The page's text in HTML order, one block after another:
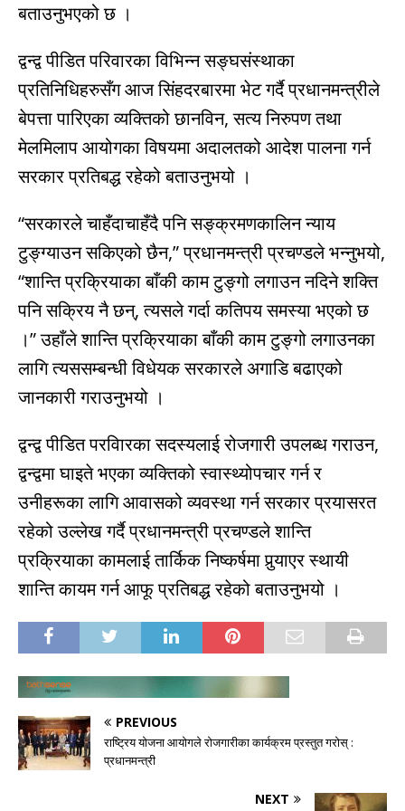
बताउनुभएको छ ।
द्वन्द्व पीडित परिवारका विभिन्न सङ्घसंस्थाका
प्रतिनिधिहरुसँग आज सिंहदरबारमा भेट गर्दै प्रधानमन्त्रीले
बेपत्ता पारिएका व्यक्तिको छानविन, सत्य निरुपण तथा
मेलमिलाप आयोगका विषयमा अदालतको आदेश पालना गर्न
सरकार प्रतिबद्ध रहेको बताउनुभयो ।
“सरकारले चाहँदाचाहँदै पनि सङ्क्रमणकालिन न्याय
टुङ्ग्याउन सकिएको छैन,” प्रधानमन्त्री प्रचण्डले भन्नुभयो,
“शान्ति प्रक्रियाका बाँकी काम टुङ्गो लगाउन नदिने शक्ति
पनि सक्रिय नै छन्, त्यसले गर्दा कतिपय समस्या भएको छ
।” उहाँले शान्ति प्रक्रियाका बाँकी काम टुङ्गो लगाउनका
लागि त्यससम्बन्धी विधेयक सरकारले अगाडि बढाएको
जानकारी गराउनुभयो ।
द्वन्द्व पीडित परविारका सदस्यलाई रोजगारी उपलब्ध गराउन,
द्वन्द्वमा घाइते भएका व्यक्तिको स्वास्थ्योपचार गर्न र
उनीहरूका लागि आवासको व्यवस्था गर्न सरकार प्रयासरत
रहेको उल्लेख गर्दै प्रधानमन्त्री प्रचण्डले शान्ति
प्रक्रियाका कामलाई तार्किक निष्कर्षमा पुर्‍याएर स्थायी
शान्ति कायम गर्न आफू प्रतिबद्ध रहेको बताउनुभयो ।
PREVIOUS
राष्ट्रिय योजना आयोगले रोजगारीका कार्यक्रम प्रस्तुत गरोस् :
प्रधानमन्त्री
NEXT